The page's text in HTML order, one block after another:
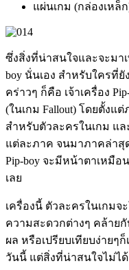
แผ่นเกม (กล่องเหล็
ซึ่งสิ่งที่น่าสนใจและจะมา
boy นั่นเอง สำหรับใครที่ยั
คร่าวๆ ก็คือ เจ้าเครื่อง
(ในเกม Fallout) โดยตั้งแ
สำหรับตัวละครในเกม แล
แต่ละภาค จนมาภาคล่าสุด
Pip-boy จะมีหน้าตาเหมือ
เลย
เครื่องนี้ ตัวละครในเกม
ความสะดวกต่างๆ คล้าย
ผล หรือเปรียบเทียบง่ายๆ
วันนี้ แต่สิ่งที่น่าสนใจไม่ไ